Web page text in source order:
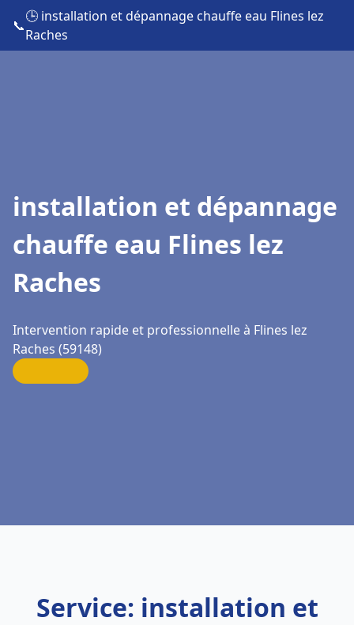
📞
🕒 installation et dépannage chauffe eau Flines lez
Raches
installation et dépannage
chauffe eau Flines lez
Raches
Intervention rapide et professionnelle à Flines lez
Raches (59148)
Service: installation et